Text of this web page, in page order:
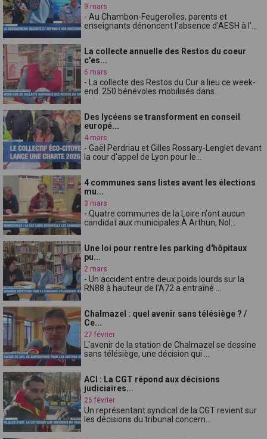
9 mars
- Au Chambon-Feugerolles, parents et
enseignants dénoncent l'absence d'AESH à l'...
La collecte annuelle des Restos du coeur
c'es...
6 mars
- La collecte des Restos du Cur a lieu ce week-
end. 250 bénévoles mobilisés dans...
Des lycéens se transforment en conseil
europé...
4 mars
- Gaël Perdriau et Gilles Rossary-Lenglet devant
la cour d'appel de Lyon pour le...
4 communes sans listes avant les élections
mu...
3 mars
- Quatre communes de la Loire n'ont aucun
candidat aux municipales.À Arthun, Nol...
Une loi pour rentre les parking d'hôpitaux
pu...
2 mars
- Un accident entre deux poids lourds sur la
RN88 à hauteur de l'A72 a entraîné ...
Chalmazel : quel avenir sans télésiège ? /
Ce...
27 février
L'avenir de la station de Chalmazel se dessine
sans télésiège, une décision qui ...
ACI : La CGT répond aux décisions
judiciaires...
26 février
Un représentant syndical de la CGT revient sur
les décisions du tribunal concern...